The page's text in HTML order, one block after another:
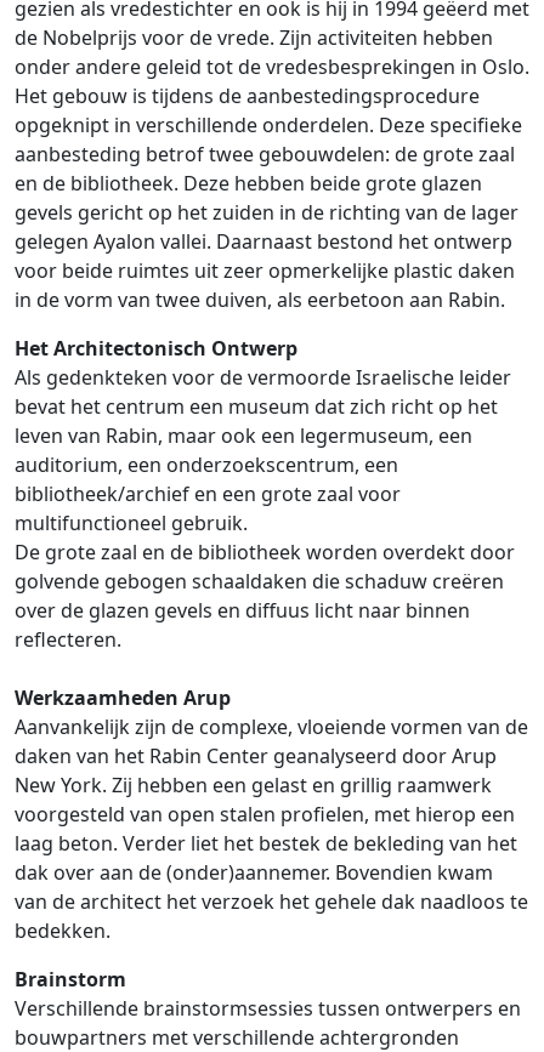
gezien als vredestichter en ook is hij in 1994 geëerd met
de Nobelprijs voor de vrede. Zijn activiteiten hebben
onder andere geleid tot de vredesbesprekingen in Oslo.
Het gebouw is tijdens de aanbestedingsprocedure
opgeknipt in verschillende onderdelen. Deze specifieke
aanbesteding betrof twee gebouwdelen: de grote zaal
en de bibliotheek. Deze hebben beide grote glazen
gevels gericht op het zuiden in de richting van de lager
gelegen Ayalon vallei. Daarnaast bestond het ontwerp
voor beide ruimtes uit zeer opmerkelijke plastic daken
in de vorm van twee duiven, als eerbetoon aan Rabin.
Het Architectonisch Ontwerp
Als gedenkteken voor de vermoorde Israelische leider
bevat het centrum een museum dat zich richt op het
leven van Rabin, maar ook een legermuseum, een
auditorium, een onderzoekscentrum, een
bibliotheek/archief en een grote zaal voor
multifunctioneel gebruik.
De grote zaal en de bibliotheek worden overdekt door
golvende gebogen schaaldaken die schaduw creëren
over de glazen gevels en diffuus licht naar binnen
reflecteren.
Werkzaamheden Arup
Aanvankelijk zijn de complexe, vloeiende vormen van de
daken van het Rabin Center geanalyseerd door Arup
New York. Zij hebben een gelast en grillig raamwerk
voorgesteld van open stalen profielen, met hierop een
laag beton. Verder liet het bestek de bekleding van het
dak over aan de (onder)aannemer. Bovendien kwam
van de architect het verzoek het gehele dak naadloos te
bedekken.
Brainstorm
Verschillende brainstormsessies tussen ontwerpers en
bouwpartners met verschillende achtergronden